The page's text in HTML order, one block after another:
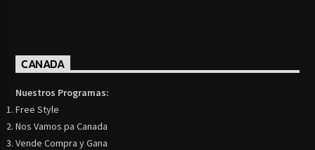
CANADA
Nuestros Programas:
Free Style
Nos Vamos pa Canada
Vende Compra y Gana